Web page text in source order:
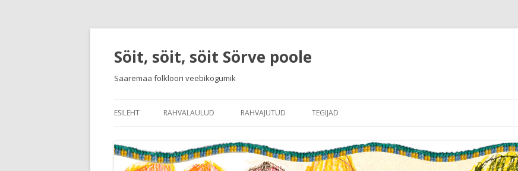
Söit, söit, söit Sörve poole
Saaremaa folkloori veebikogumik
ESILEHT RAHVALAULUD
LAULUDE JA MÄNGUDE NIMEKIRI
RAHVAJUTUD
KEELELINE SISSEJUHATUS
TEGIJAD